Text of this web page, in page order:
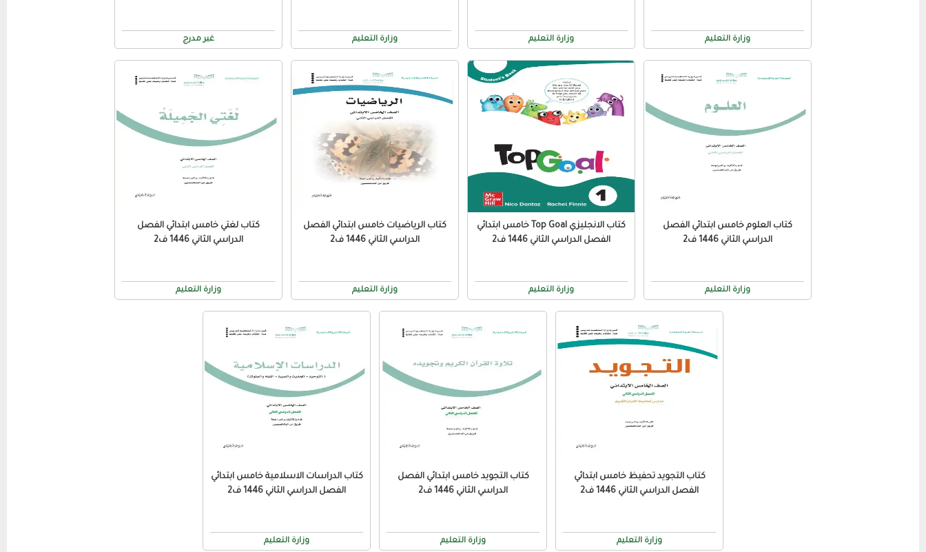
وزارة التعليم وزارة التعليم وزارة التعليم غير مدرج
كتاب العلوم خامس ابتدائي الفصل
الدراسي الثاني 1446 ف2
وزارة التعليم
كتاب الانجليزي Top Goal خامس ابتدائي
الفصل الدراسي الثاني 1446 ف2
وزارة التعليم
كتاب الرياضيات خامس ابتدائي الفصل
الدراسي الثاني 1446 ف2
وزارة التعليم
كتاب لغتي خامس ابتدائي الفصل
الدراسي الثاني 1446 ف2
وزارة التعليم
كتاب التجويد تحفيظ خامس ابتدائي
الفصل الدراسي الثاني 1446 ف2
وزارة التعليم
كتاب التجويد خامس ابتدائي الفصل
الدراسي الثاني 1446 ف2
وزارة التعليم
كتاب الدراسات الاسلامية خامس ابتدائي
الفصل الدراسي الثاني 1446 ف2
وزارة التعليم